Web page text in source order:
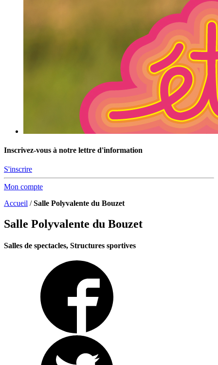
Inscrivez-vous à notre lettre d'information
S'inscrire
Mon compte
Accueil /Salle Polyvalente du Bouzet
Salle Polyvalente du Bouzet
Salles de spectacles, Structures sportives